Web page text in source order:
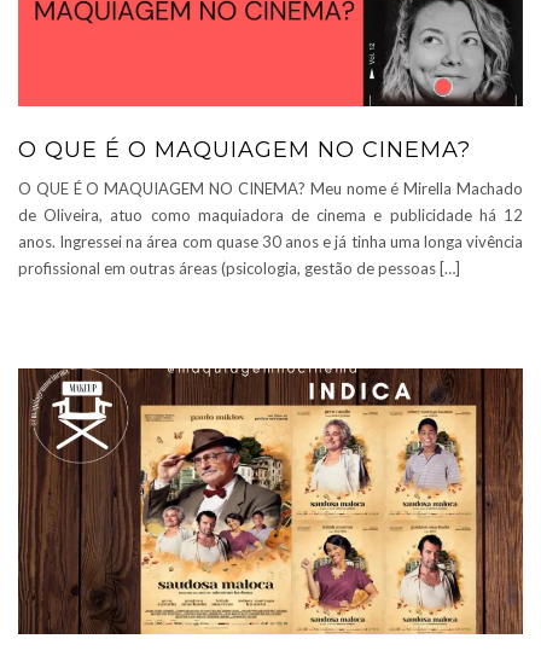
O QUE É O MAQUIAGEM NO CINEMA?
O QUE É O MAQUIAGEM NO CINEMA? Meu nome é Mirella Machado
de Oliveira, atuo como maquiadora de cinema e publicidade há 12
anos. Ingressei na área com quase 30 anos e já tinha uma longa vivência
profissional em outras áreas (psicologia, gestão de pessoas […]